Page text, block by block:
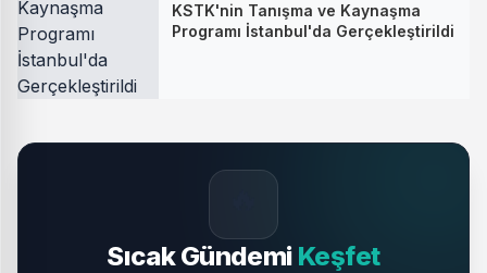
KSTK'nin Tanışma ve Kaynaşma
Programı İstanbul'da Gerçekleştirildi
Sıcak Gündemi Keşfet